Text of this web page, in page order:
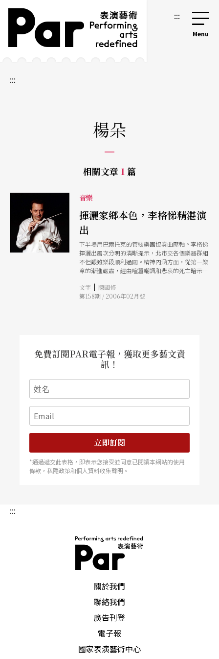
跳到主要內容區塊
網站導覽 :::
:::
楊朵
相關文章 1 篇
音樂
揮灑家鄉本色，李格悌精湛演
出
下半場用巴爾托克的管絃樂團協奏曲壓軸。李格悌
揮灑出層次分明的清晰提示，北市交各個樂器群組
不但艱難樂段順利過關。精神內涵方面，從第一樂
章的漸進嚴肅，經由喧囂嘲諷和悲哀的死亡暗示，
表情的詮釋手法，把這齣從黑暗到光明的音響戲
劇，塑造得頗富深度。
文字 | 陳國修
第158期 / 2006年02月號
免費訂閱PAR電子報，獲取更多藝文資
訊！
立即訂閱
*通過遞交此表格，即表示您接受並同意已閱讀本網站的使用
條款，私隱政策和個人資料收集聲明。
:::
關於我們
聯絡我們
廣告刊登
電子報
國家表演藝術中心